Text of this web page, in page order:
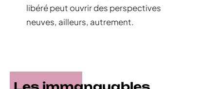
libéré peut ouvrir des perspectives
neuves, ailleurs, autrement.